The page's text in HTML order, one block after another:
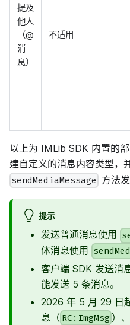
提及
他人
（@
消
息）
不适用
以上为 IMLib SDK 内置的
建自定义的消息内容类型，
sendMediaMessage 方法
提示
发送普通消息使用
体消息使用
客户端 SDK 发送消
能发送 5 条消息。
2026 年 5 月 29 日
息（ RC:ImgMsg ）